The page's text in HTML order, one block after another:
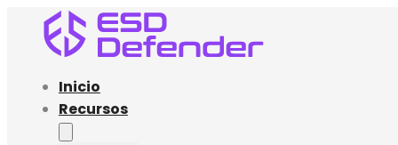
Inicio
Recursos